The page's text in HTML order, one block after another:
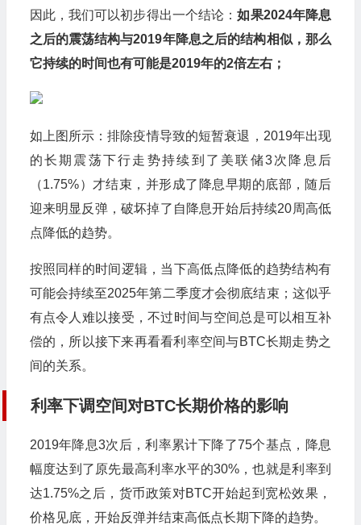
因此，我们可以初步得出一个结论：如果2024年降息
之后的震荡结构与2019年降息之后的结构相似，那么
它持续的时间也有可能是2019年的2倍左右；
如上图所示：排除疫情导致的短暂衰退，2019年出现
的长期震荡下行走势持续到了美联储3次降息后
（1.75%）才结束，并形成了降息早期的底部，随后
迎来明显反弹，破坏掉了自降息开始后持续20周高低
点降低的趋势。
按照同样的时间逻辑，当下高低点降低的趋势结构有
可能会持续至2025年第二季度才会彻底结束；这似乎
有点令人难以接受，不过时间与空间总是可以相互补
偿的，所以接下来再看看利率空间与BTC长期走势之
间的关系。
利率下调空间对BTC长期价格的影响
2019年降息3次后，利率累计下降了75个基点，降息
幅度达到了原先最高利率水平的30%，也就是利率到
达1.75%之后，货币政策对BTC开始起到宽松效果，
价格见底，开始反弹并结束高低点长期下降的趋势。